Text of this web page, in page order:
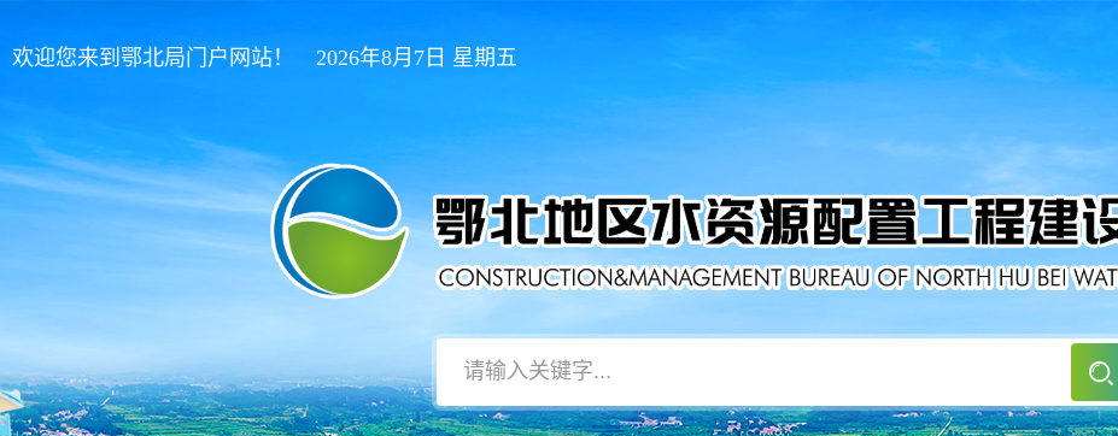
欢迎您来到鄂北局门户网站！ 2026年8月7日 星期五